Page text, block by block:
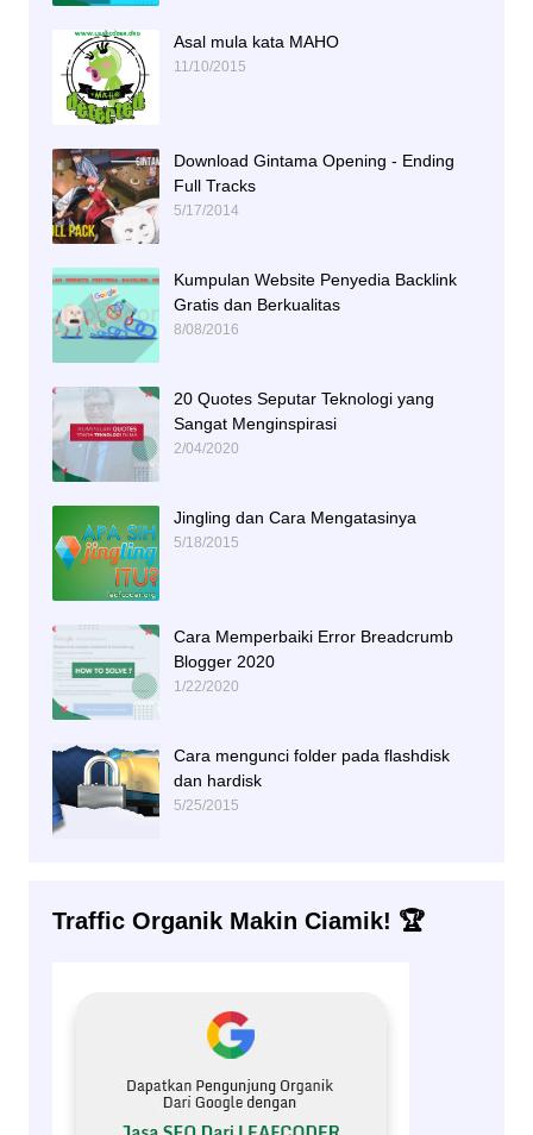
Asal mula kata MAHO
11/10/2015
Download Gintama Opening - Ending
Full Tracks
5/17/2014
Kumpulan Website Penyedia Backlink
Gratis dan Berkualitas
8/08/2016
20 Quotes Seputar Teknologi yang
Sangat Menginspirasi
2/04/2020
Jingling dan Cara Mengatasinya
5/18/2015
Cara Memperbaiki Error Breadcrumb
Blogger 2020
1/22/2020
Cara mengunci folder pada flashdisk
dan hardisk
5/25/2015
Traffic Organik Makin Ciamik! 🏆